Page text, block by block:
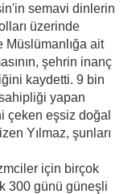
semavi dinlerin
üzerinde
Müslümanlığa ait
şehrin inanç
kaydetti. 9 bin
yapan
çeken eşsiz doğal
Yılmaz, şunları
için birçok
300 günü güneşli